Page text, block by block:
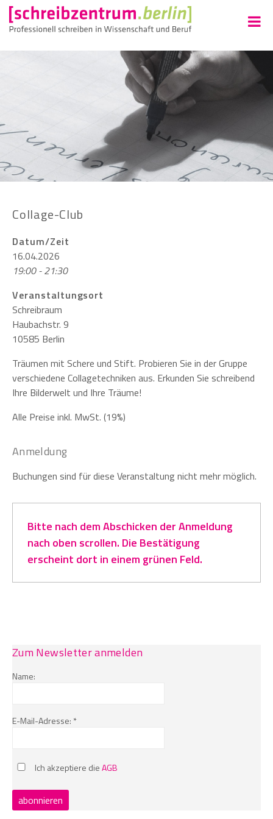
Collage-Club
Datum/Zeit
16.04.2026
19:00 - 21:30
Veranstaltungsort
Schreibraum
Haubachstr. 9
10585 Berlin
Träumen mit Schere und Stift. Probieren Sie in der Gruppe
verschiedene Collagetechniken aus. Erkunden Sie schreibend
Ihre Bilderwelt und Ihre Träume!
Alle Preise inkl. MwSt. (19%)
Anmeldung
Buchungen sind für diese Veranstaltung nicht mehr möglich.
Bitte nach dem Abschicken der Anmeldung
nach oben scrollen. Die Bestätigung
erscheint dort in einem grünen Feld.
Zum Newsletter anmelden
Name:
E-Mail-Adresse: *
Ich akzeptiere dieAGB